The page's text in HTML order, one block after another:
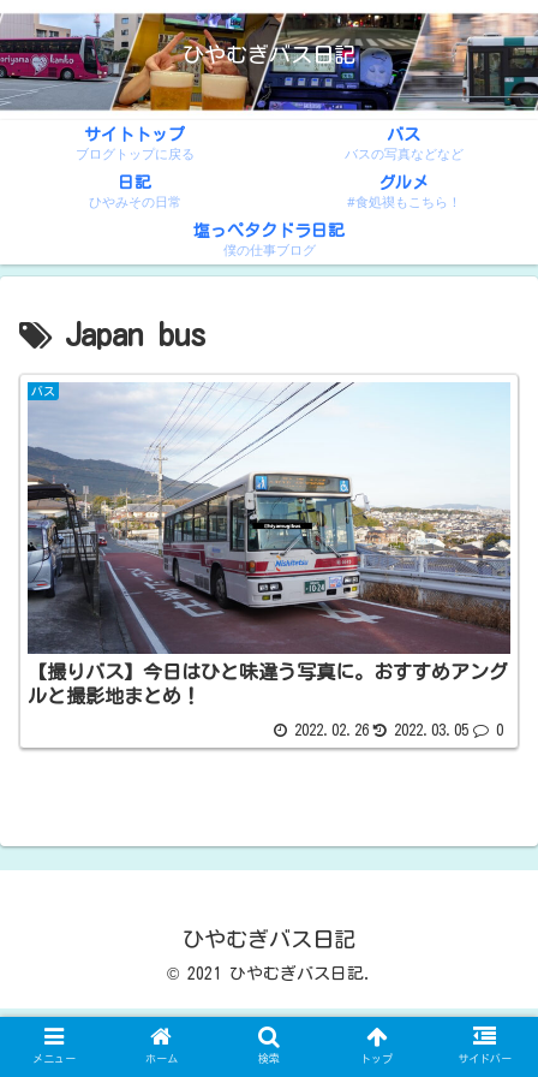
ひやむぎバス日記
サイトトップ
ブログトップに戻る
バス
バスの写真などなど
日記
ひやみその日常
グルメ
#食処禊もこちら！
塩っぺタクドラ日記
僕の仕事ブログ
Japan bus
バス
【撮りバス】今日はひと味違う写真に。おすすめアング
ルと撮影地まとめ！
2022.02.26 2022.03.05 0
ひやむぎバス日記
© 2021 ひやむぎバス日記.
メニュー ホーム 検索 トップ サイドバー